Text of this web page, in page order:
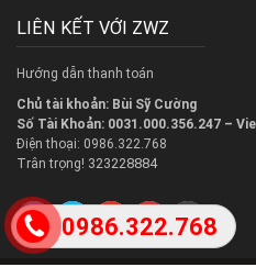
LIÊN KẾT VỚI ZWZ
Hướng dẫn thanh toán
Chủ tài khoản: Bùi Sỹ Cường
Số Tài Khoản: 0031.000.356.247 –
Điện thoại: 0986.322.768
Trân trọng! 323228884
0986.322.768